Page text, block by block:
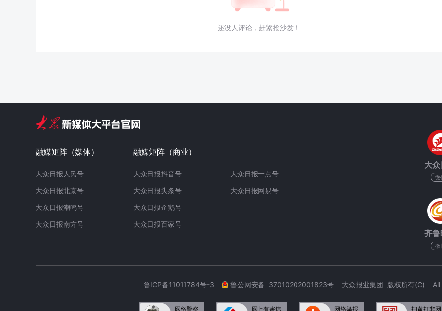
还没人评论，赶紧抢沙发！
融媒矩阵（媒体）
大众日报人民号
大众日报北京号
大众日报潮鸣号
大众日报南方号
融媒矩阵（商业）
大众日报抖音号
大众日报头条号
大众日报企鹅号
大众日报百家号
大众日报一点号
大众日报网易号
大
微
齐鲁
微
鲁ICP备11011784号-3 鲁公网安备 37010202001823号 大众报业集团 版权所有(C)